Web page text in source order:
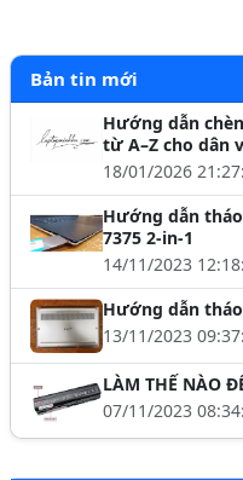
Bản tin mới
Hướng dẫn
từ A–Z cho dân
18/01/2026
Hướng dẫn
7375 2-in-1
14/11/2023
Hướng dẫn
13/11/2023
LÀM THẾ NÀO
07/11/2023